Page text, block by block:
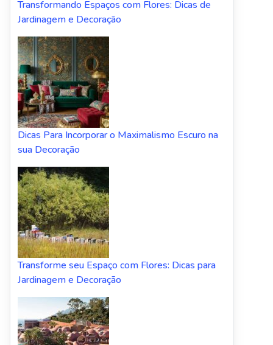
Transformando Espaços com Flores: Dicas de
Jardinagem e Decoração
Dicas Para Incorporar o Maximalismo Escuro na
sua Decoração
Transforme seu Espaço com Flores: Dicas para
Jardinagem e Decoração